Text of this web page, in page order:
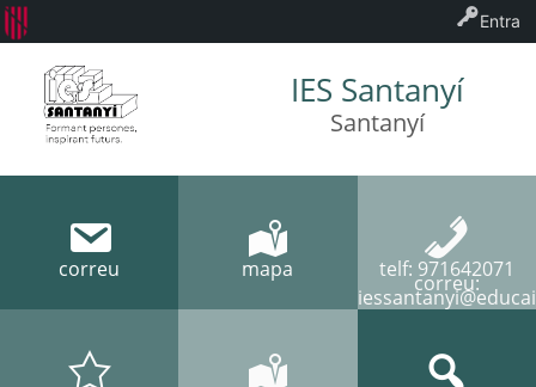
IES Santanyí
Santanyí
correu mapa telf: 971642071
correu:
Entra